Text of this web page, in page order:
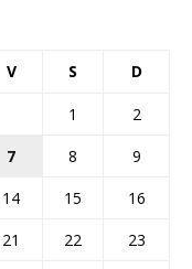
V S D
1
2
7 8
9
14 15
16
21 22
23